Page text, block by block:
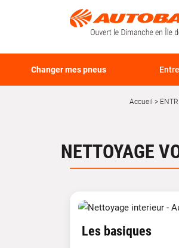
Changer mes pneus
Accueil
NETTOYAGE
Les basiques